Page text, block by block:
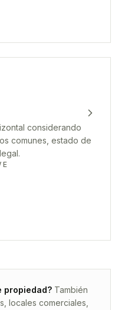
considerando
comunes, estado de
propiedad? También
locales comerciales,